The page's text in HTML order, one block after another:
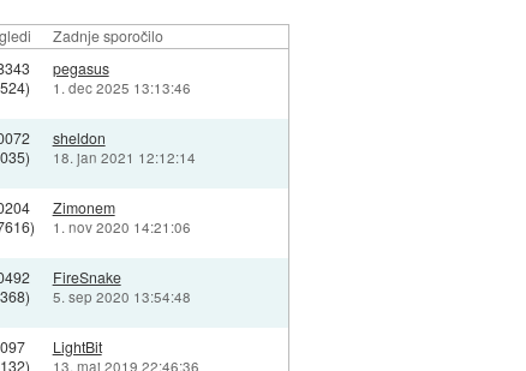
Zadnje sporočilo
pegasus
1. dec 2025 13:13:46
sheldon
18. jan 2021 12:12:14
Zimonem
1. nov 2020 14:21:06
FireSnake
5. sep 2020 13:54:48
LightBit
13. maj 2019 22:46:36